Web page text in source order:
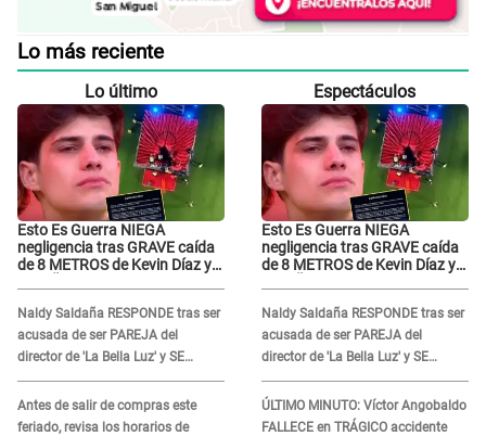
Lo más reciente
Lo último
Esto Es Guerra NIEGA
negligencia tras GRAVE caída
de 8 METROS de Kevin Díaz y
Naldy Saldaña RESPONDE tras ser
acusada de ser PAREJA del
director de 'La Bella Luz' y SE
QUIEBRA: "Quieren tapar lo
evidente..."
Antes de salir de compras este
feriado, revisa los horarios de
Espectáculos
Esto Es Guerra NIEGA
negligencia tras GRAVE caída
de 8 METROS de Kevin Díaz y
Naldy Saldaña RESPONDE tras ser
acusada de ser PAREJA del
director de 'La Bella Luz' y SE
QUIEBRA: "Quieren tapar lo
evidente..."
ÚLTIMO MINUTO: Víctor Angobaldo
FALLECE en TRÁGICO accidente